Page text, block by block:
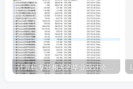
计算机专业相关的毕业设计论文合集免费下载